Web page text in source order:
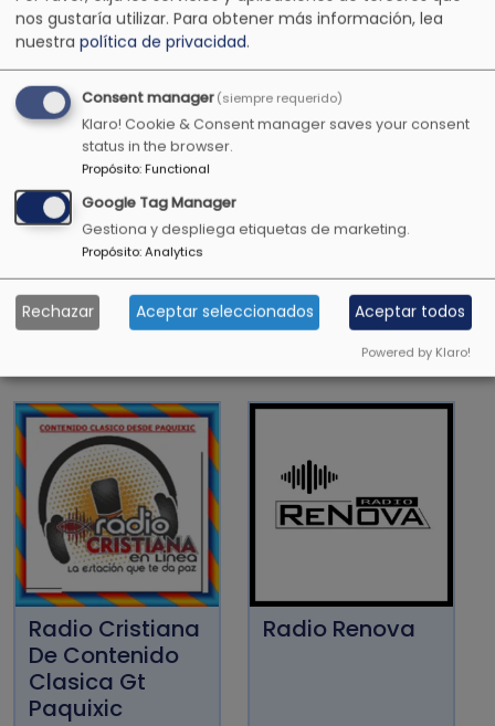
pureza.
1 Timoteo 4:12
Todavía darán fruto en la vejez, serán gordos y
florecientes
Salmos 92:14
OTRAS EMISORAS CRISTIANAS
Radio Cristiana
De Contenido
Clasica Gt
Paquixic
Radio Renova
nos gustaría utilizar. Para obtener más información, lea
nuestra política de privacidad.
Consent manager(siempre requerido)
Klaro! Cookie & Consent manager saves your consent
status in the browser.
Propósito:Functional
Google Tag Manager
Gestiona y despliega etiquetas de marketing.
Propósito:Analytics
Rechazar Aceptar seleccionados Aceptar todos
Powered by Klaro!